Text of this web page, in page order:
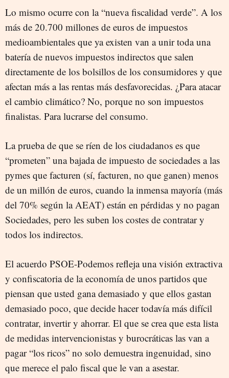
Lo mismo ocurre con la “nueva fiscalidad verde”. A los
más de 20.700 millones de euros de impuestos
medioambientales que ya existen van a unir toda una
batería de nuevos impuestos indirectos que salen
directamente de los bolsillos de los consumidores y que
afectan más a las rentas más desfavorecidas. ¿Para atacar
el cambio climático? No, porque no son impuestos
finalistas. Para lucrarse del consumo.
La prueba de que se ríen de los ciudadanos es que
“prometen” una bajada de impuesto de sociedades a las
pymes que facturen (sí, facturen, no que ganen) menos
de un millón de euros, cuando la inmensa mayoría (más
del 70% según la AEAT) están en pérdidas y no pagan
Sociedades, pero les suben los costes de contratar y
todos los indirectos.
El acuerdo PSOE-Podemos refleja una visión extractiva
y confiscatoria de la economía de unos partidos que
piensan que usted gana demasiado y que ellos gastan
demasiado poco, que decide hacer todavía más difícil
contratar, invertir y ahorrar. El que se crea que esta lista
de medidas intervencionistas y burocráticas las van a
pagar “los ricos” no solo demuestra ingenuidad, sino
que merece el palo fiscal que le van a asestar.